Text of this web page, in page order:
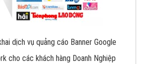
dịch vụ quảng cáo Banner Google
cho các khách hàng Doanh Nghiệp